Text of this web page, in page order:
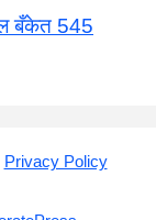
बँकेत 545
Privacy Policy